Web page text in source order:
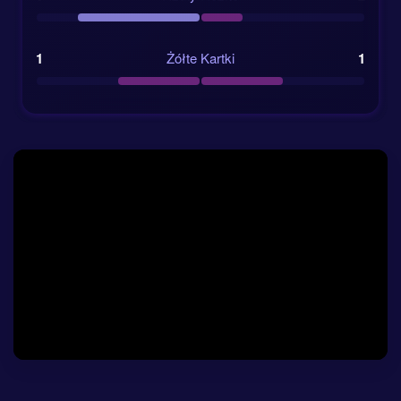
ataku. Ruchliwość Wissy może być kluczowa, jeśli
DR Kongo nigdy wcześniej ze sobą nie grały.
1 Żółte Kartki 1